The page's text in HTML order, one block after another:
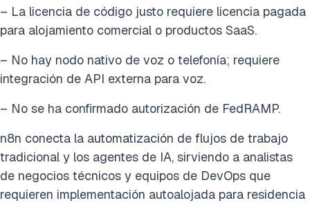
– La licencia de código justo requiere licencia pagada
para alojamiento comercial o productos SaaS.
– No hay nodo nativo de voz o telefonía; requiere
integración de API externa para voz.
– No se ha confirmado autorización de FedRAMP.
n8n conecta la automatización de flujos de trabajo
tradicional y los agentes de IA, sirviendo a analistas
de negocios técnicos y equipos de DevOps que
requieren implementación autoalojada para residencia